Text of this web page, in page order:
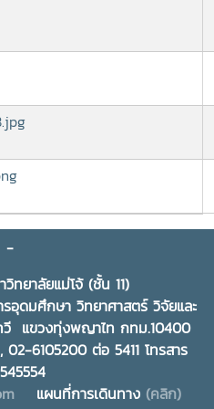
-
ทยาลัยแม่โจ้ (ชั้น 11)
อุดมศึกษา วิทยาศาสตร์ วิจัยและ
วี แขวงทุ่งพญาไท กทม.10400
6105200 ต่อ 5411 โทรสาร
แผนที่การเดินทาง (คลิก)